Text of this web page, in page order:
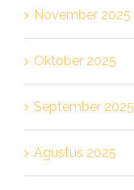
November 2025
Oktober 2025
September 2025
Agustus 2025